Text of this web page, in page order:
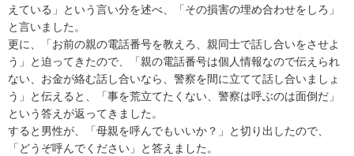
えている」という言い分を述べ、「その損害の埋め合わせをしろ」
と言いました。
更に、「お前の親の電話番号を教えろ、親同士で話し合いをさせよ
う」と迫ってきたので、「親の電話番号は個人情報なので伝えられ
ない、お金が絡む話し合いなら、警察を間に立てて話し合いましょ
う」と伝えると、「事を荒立てたくない、警察は呼ぶのは面倒だ」
という答えが返ってきました。
すると男性が、「母親を呼んでもいいか？」と切り出したので、
「どうぞ呼んでください」と答えました。